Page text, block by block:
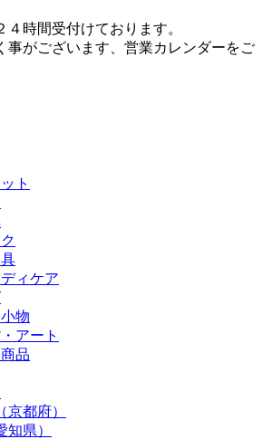
時間受付けております。
がございます、営業カレンダーをご
ト
ィケア
物
アート
品
京都府）
知県）